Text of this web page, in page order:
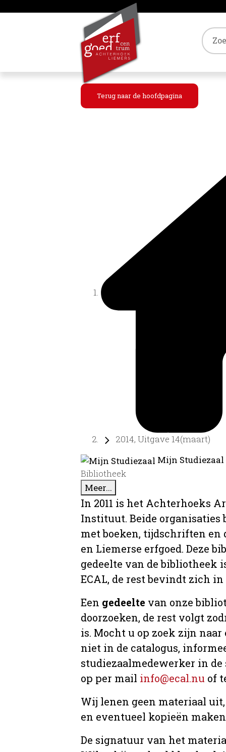
Terug naar de hoofdpagina
2014, Uitgave 14(maart)
Mijn
Bibliotheek
Meer...
In 2011 is het Achterhoeks
Instituut. Beide organisaties
met boeken, tijdschriften
en Liemerse erfgoed. Deze
gedeelte van de bibliotheek
ECAL, de rest bevindt zich
Een gedeelte van onze
doorzoeken, de rest volgt
is. Mocht u op zoek zijn
niet in de catalogus,
studiezaalmedewerker in
op per mail info@ecal.nu of
Wij lenen geen materiaal
en eventueel kopieën
De signatuur van het